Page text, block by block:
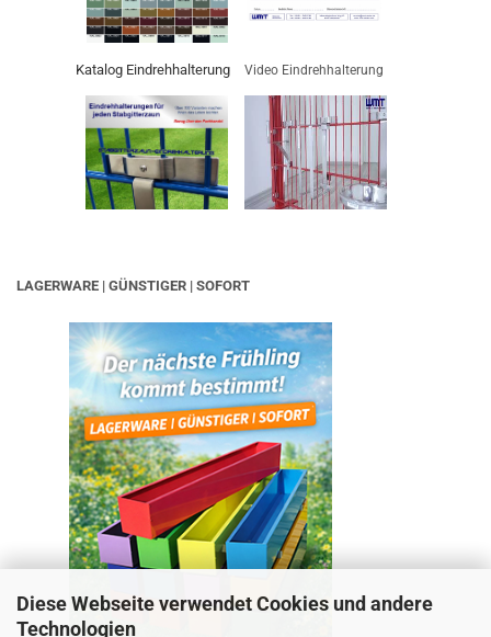
Diese Webseite verwendet Cookies und andere
Technologien
Katalog Eindrehhalterung Video Eindrehhalterung
LAGERWARE | GÜNSTIGER | SOFORT